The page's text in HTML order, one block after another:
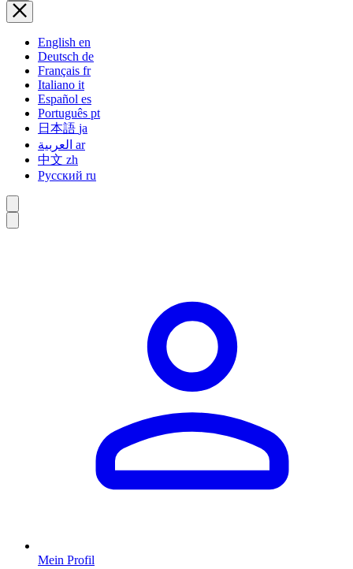
English en
Deutsch de
Français fr
Italiano it
Español es
Português pt
日本語 ja
ar
中文 zh
Русский ru
Mein Profil